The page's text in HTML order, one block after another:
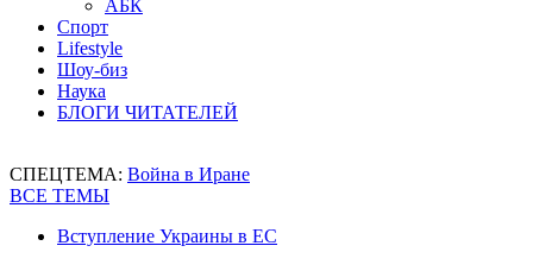
АБК
Спорт
Lifestyle
Шоу-биз
Наука
БЛОГИ ЧИТАТЕЛЕЙ
СПЕЦТЕМА: Война в Иране
ВСЕ ТЕМЫ
Вступление Украины в ЕС